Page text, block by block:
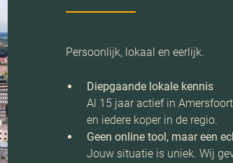
Persoonlijk, lokaal en eerlijk.
Diepgaande lokale kennis
Al 15 jaar actief in
en iedere koper in de regio.
Geen online tool, maar een
Jouw situatie is uniek. Wij